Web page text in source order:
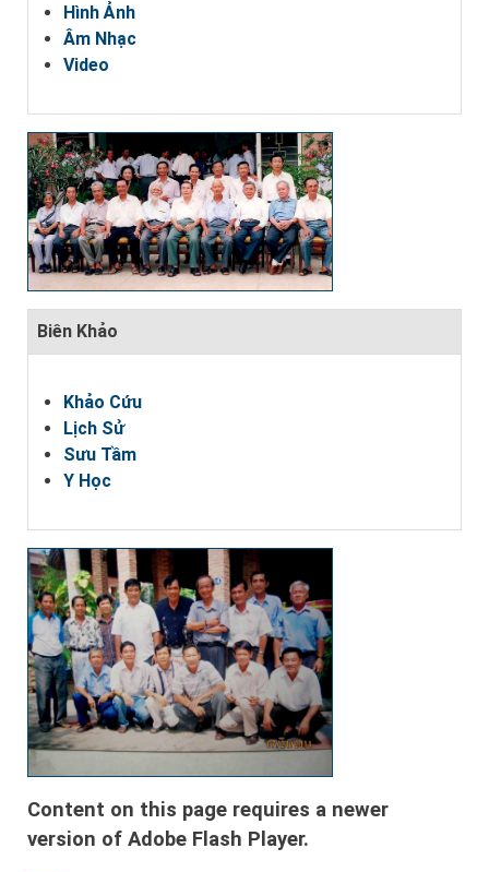
Hình Ảnh
Âm Nhạc
Video
Biên Khảo
Khảo Cứu
Lịch Sử
Sưu Tầm
Y Học
Content on this page requires a newer
version of Adobe Flash Player.